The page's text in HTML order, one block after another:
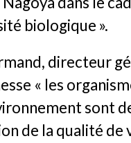
biologique ».
directeur
« les
sont
de la qualité de